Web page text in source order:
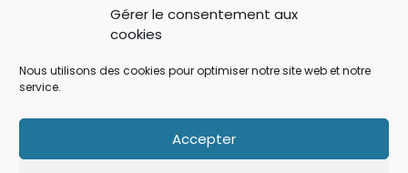
Gérer le consentement aux
cookies
Nous utilisons des cookies pour optimiser notre site web et notre
service.
Accepter
IOS 14: APPLE A AJOUTÉ UN BOUTON